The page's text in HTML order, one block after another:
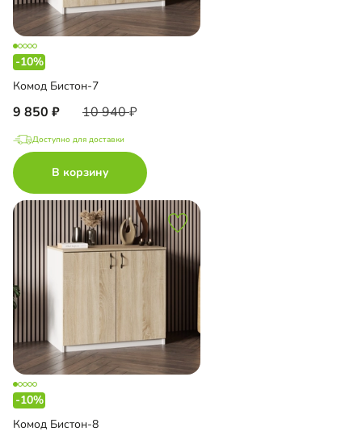
-10%
Комод Бистон-7
9 850 10 940
Доступно для доставки
В корзину
-10%
Комод Бистон-8